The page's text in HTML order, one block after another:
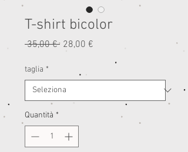
T-shirt bicolor
35,00 € Prezzo
28,00 €
taglia *
Quantità *